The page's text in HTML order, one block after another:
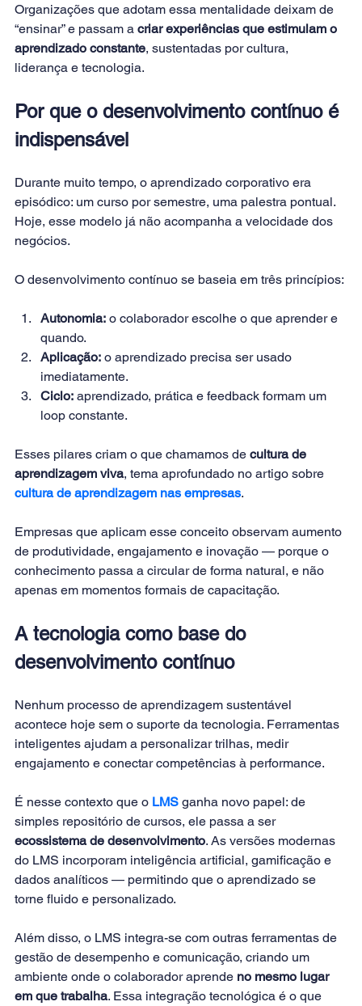
Organizações que adotam essa mentalidade deixam de
“ensinar” e passam a criar experiências que estimulam o
aprendizado constante, sustentadas por cultura,
liderança e tecnologia.
Por que o desenvolvimento contínuo é
indispensável
Durante muito tempo, o aprendizado corporativo era
episódico: um curso por semestre, uma palestra pontual.
Hoje, esse modelo já não acompanha a velocidade dos
negócios.
O desenvolvimento contínuo se baseia em três princípios:
Autonomia: o colaborador escolhe o que aprender e
quando.
Aplicação: o aprendizado precisa ser usado
imediatamente.
Ciclo: aprendizado, prática e feedback formam um
loop constante.
Esses pilares criam o que chamamos de cultura de
aprendizagem viva, tema aprofundado no artigo sobre
cultura de aprendizagem nas empresas.
Empresas que aplicam esse conceito observam aumento
de produtividade, engajamento e inovação — porque o
conhecimento passa a circular de forma natural, e não
apenas em momentos formais de capacitação.
A tecnologia como base do
desenvolvimento contínuo
Nenhum processo de aprendizagem sustentável
acontece hoje sem o suporte da tecnologia. Ferramentas
inteligentes ajudam a personalizar trilhas, medir
engajamento e conectar competências à performance.
É nesse contexto que o LMS ganha novo papel: de
simples repositório de cursos, ele passa a ser
ecossistema de desenvolvimento. As versões modernas
do LMS incorporam inteligência artificial, gamificação e
dados analíticos — permitindo que o aprendizado se
torne fluido e personalizado.
Além disso, o LMS integra-se com outras ferramentas de
gestão de desempenho e comunicação, criando um
ambiente onde o colaborador aprende no mesmo lugar
em que trabalha. Essa integração tecnológica é o que